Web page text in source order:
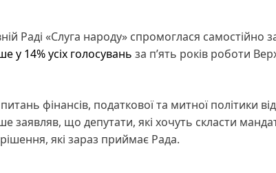
Раді «Слуга народу» спромоглася самостійно
у 14% усіх голосувань за п’ять років роботи
фінансів, податкової та митної політики
заявляв, що депутати, які хочуть скласти
які зараз приймає Рада.